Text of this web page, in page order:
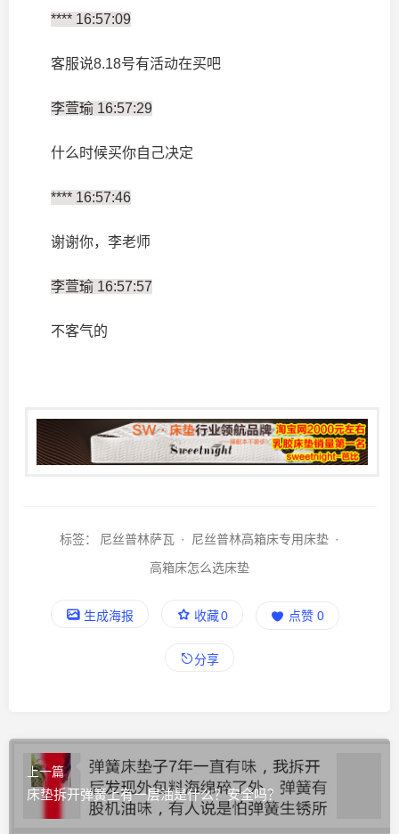
**** 16:57:09
客服说8.18号有活动在买吧
李萱瑜 16:57:29
什么时候买你自己决定
**** 16:57:46
谢谢你，李老师
李萱瑜 16:57:57
不客气的
标签： 尼丝普林萨瓦 · 尼丝普林高箱床专用床垫 ·
高箱床怎么选床垫
生成海报 收藏0 点赞 0
分享
上一篇
床垫拆开弹簧上有一层油是什么？安全吗？